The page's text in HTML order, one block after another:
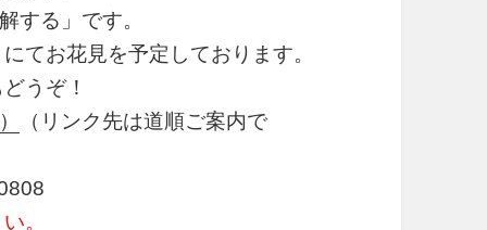
する」です。
てお花見を予定しております。
うぞ！
（リンク先は道順ご案内で
。